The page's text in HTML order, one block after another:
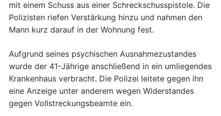
mit einem Schuss aus einer Schreckschusspistole. Die
Polizisten riefen Verstärkung hinzu und nahmen den
Mann kurz darauf in der Wohnung fest.
Aufgrund seines psychischen Ausnahmezustandes
wurde der 41-Jährige anschließend in ein umliegendes
Krankenhaus verbracht. Die Polizei leitete gegen ihn
eine Anzeige unter anderem wegen Widerstandes
gegen Vollstreckungsbeamte ein.